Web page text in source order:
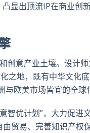
显出顶流IP在商业创
创意产业土壤。设计
之地，既有中华文化
与欧美市场皆宜的全球
智优计划”，大力促进
贸易、完善知识产权